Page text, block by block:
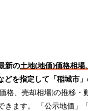
新の土地(地価)価格相
どを指定して「稲城市
格、売却相場)の推移・
きます。
「公示地価」